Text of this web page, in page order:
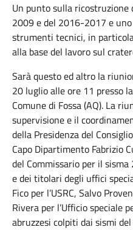
Un punto sulla
2009 e del 2016-2017 e
strumenti tecnici, in
alla base del lavoro sul
Sarà questo ed altro la
20 luglio alle ore 11 presso
Comune di Fossa (AQ). La
supervisione e il
della Presidenza del
Capo Dipartimento Fabrizio
del Commissario per il
e dei titolari degli uffici
Fico per l’USRC, Salvo
Rivera per l’Ufficio speciale
abruzzesi colpiti dai sismi